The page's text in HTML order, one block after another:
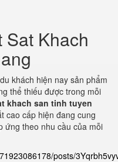
Sat Khach
khách hiện nay sản phẩm
thể thiếu được trong mỗi
khach san tinh tuyen
cao cấp hiện đang cung
ứng theo nhu cầu của mỗi
posts/